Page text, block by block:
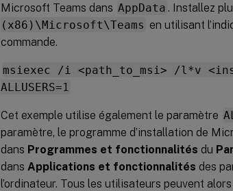
Microsoft Teams dans AppData . Installez
(x86)\Microsoft\Teams en utilisant
commande.
msiexec /i <path_to_msi> /l*v
ALLUSERS=1
Cet exemple utilise également le paramètre
paramètre, le programme d’installation de
dans Programmes et fonctionnalités du
dans Applications et fonctionnalités des
l’ordinateur. Tous les utilisateurs peuvent